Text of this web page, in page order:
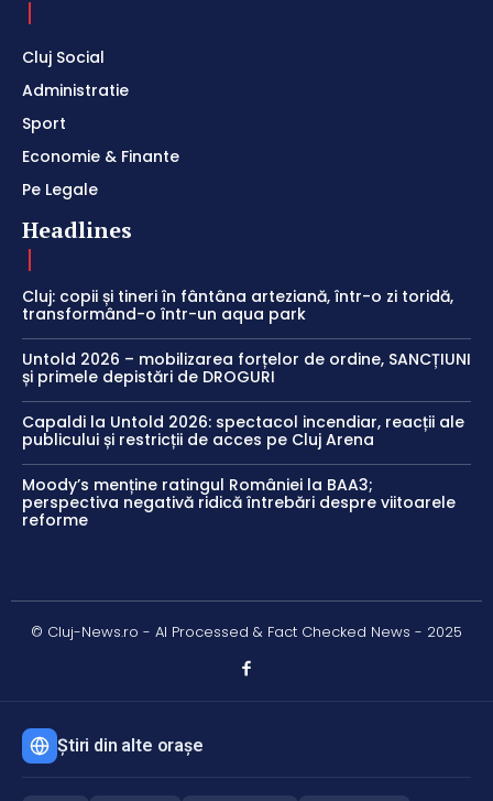
Cluj Social
Administratie
Sport
Economie & Finante
Pe Legale
Headlines
Cluj: copii și tineri în fântâna arteziană, într-o zi toridă,
transformând-o într-un aqua park
Untold 2026 – mobilizarea forțelor de ordine, SANCȚIUNI
și primele depistări de DROGURI
Capaldi la Untold 2026: spectacol incendiar, reacții ale
publicului și restricții de acces pe Cluj Arena
Moody’s menține ratingul României la BAA3;
perspectiva negativă ridică întrebări despre viitoarele
reforme
© Cluj-News.ro - AI Processed & Fact Checked News - 2025
Știri din alte orașe